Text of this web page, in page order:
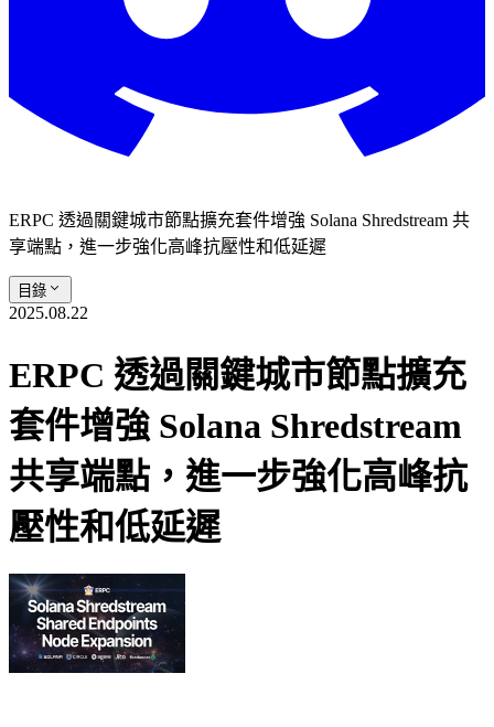
ERPC 透過關鍵城市節點擴充套件增強 Solana Shredstream 共
享端點，進一步強化高峰抗壓性和低延遲
目錄
2025.08.22
ERPC 透過關鍵城市節點擴充
套件增強 Solana Shredstream
共享端點，進一步強化高峰抗
壓性和低延遲